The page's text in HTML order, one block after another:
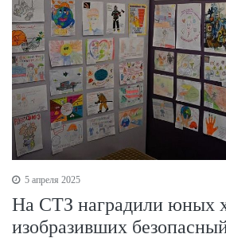
5 апреля 2025
На СТЗ наградили юных
изобразивших